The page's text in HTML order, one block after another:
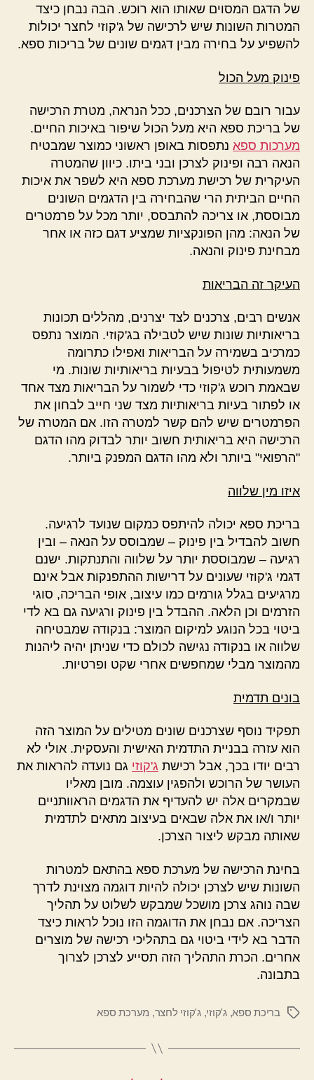
של הדגם המסוים שאותו הוא רוכש. הבה נבחן כיצד
המטרות השונות שיש לרכישה של ג'קוזי לחצר יכולות
להשפיע על בחירה מבין דגמים שונים של בריכות ספא.
פינוק מעל הכול
עבור רובם של הצרכנים, ככל הנראה, מטרת הרכישה
של בריכת ספא היא מעל הכול שיפור באיכות החיים.
מערכות ספא נתפסות באופן ראשוני כמוצר שמבטיח
הנאה רבה ופינוק לצרכן ובני ביתו. כיוון שהמטרה
העיקרית של רכישת מערכת ספא היא לשפר את איכות
החיים הביתית הרי שהבחירה בין הדגמים השונים
מבוססת, או צריכה להתבסס, יותר מכל על פרמטרים
של הנאה: מהן הפונקציות שמציע דגם כזה או אחר
מבחינת פינוק והנאה.
העיקר זה הבריאות
אנשים רבים, צרכנים לצד יצרנים, מהללים תכונות
בריאותיות שונות שיש לטבילה בג'קוזי. המוצר נתפס
כמרכיב בשמירה על הבריאות ואפילו כתרומה
משמעותית לטיפול בבעיות בריאותיות שונות. מי
שבאמת רוכש ג'קוזי כדי לשמור על הבריאות מצד אחד
או לפתור בעיות בריאותיות מצד שני חייב לבחון את
הפרמטרים שיש להם קשר למטרה הזו. אם המטרה של
הרכישה היא בריאותית חשוב יותר לבדוק מהו הדגם
"הרפואי" ביותר ולא מהו הדגם המפנק ביותר.
איזו מין שלווה
בריכת ספא יכולה להיתפס כמקום שנועד לרגיעה.
חשוב להבדיל בין פינוק – שמבוסס על הנאה – ובין
רגיעה – שמבוססת יותר על שלווה והתנתקות. ישנם
דגמי ג'קוזי שעונים על דרישות ההתפנקות אבל אינם
מרגיעים בגלל גורמים כמו עיצוב, אופי הבריכה, סוגי
הזרמים וכן הלאה. ההבדל בין פינוק ורגיעה גם בא לדי
ביטוי בכל הנוגע למיקום המוצר: בנקודה שמבטיחה
שלווה או בנקודה נגישה לכולם כדי שניתן יהיה ליהנות
מהמוצר מבלי שמחפשים אחרי שקט ופרטיות.
בונים תדמית
תפקיד נוסף שצרכנים שונים מטילים על המוצר הזה
הוא עזרה בבניית התדמית האישית והעסקית. אולי לא
רבים יודו בכך, אבל רכישת ג'קוזי גם נועדה להראות את
העושר של הרוכש ולהפגין עוצמה. מובן מאליו
שבמקרים אלה יש להעדיף את הדגמים הראוותניים
יותר ו/או את אלה שבאים בעיצוב מתאים לתדמית
שאותה מבקש ליצור הצרכן.
בחינת הרכישה של מערכת ספא בהתאם למטרות
השונות שיש לצרכן יכולה להיות דוגמה מצוינת לדרך
שבה נוהג צרכן מושכל שמבקש לשלוט על תהליך
הצריכה. אם נבחן את הדוגמה הזו נוכל לראות כיצד
הדבר בא לידי ביטוי גם בתהליכי רכישה של מוצרים
אחרים. הכרת התהליך הזה תסייע לצרכן לצרוך
בתבונה.
תגיותבריכת ספא,ג'קוזי,ג'קוזי לחצר, מערכת ספא